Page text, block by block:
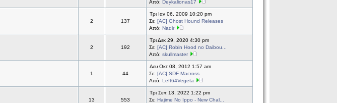
Από: Deykalionas17
2 137
Τρι Ιαν 06, 2009 10:20 pm
Σε: [AC] Ghost Hound Releases
Από: Nadir
2 192
Τρι Δεκ 29, 2020 4:30 pm
Σε: [AC] Robin Hood no Daibou...
Από: skullmaster
1 44
Δευ Οκτ 08, 2012 1:57 am
Σε: [AC] SDF Macross
Από: Left64Vegeta
13 553
Τρι Σεπ 13, 2022 1:22 pm
Σε: Hajime No Ippo - New Chal...